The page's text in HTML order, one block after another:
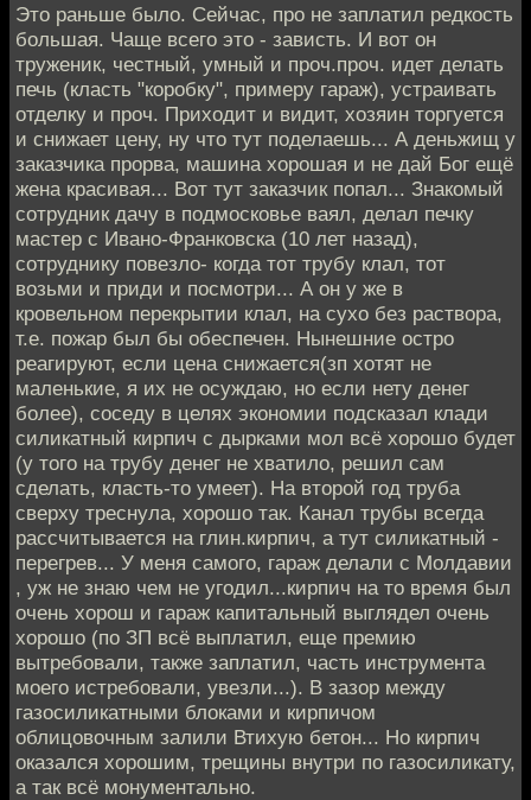
Это раньше было. Сейчас, про не заплатил редкость
большая. Чаще всего это - зависть. И вот он
труженик, честный, умный и проч.проч. идет делать
печь (класть "коробку", примеру гараж), устраивать
отделку и проч. Приходит и видит, хозяин торгуется
и снижает цену, ну что тут поделаешь... А деньжищ у
заказчика прорва, машина хорошая и не дай Бог ещё
жена красивая... Вот тут заказчик попал... Знакомый
сотрудник дачу в подмосковье ваял, делал печку
мастер с Ивано-Франковска (10 лет назад),
сотруднику повезло- когда тот трубу клал, тот
возьми и приди и посмотри... А он у же в
кровельном перекрытии клал, на сухо без раствора,
т.е. пожар был бы обеспечен. Нынешние остро
реагируют, если цена снижается(зп хотят не
маленькие, я их не осуждаю, но если нету денег
более), соседу в целях экономии подсказал клади
силикатный кирпич с дырками мол всё хорошо будет
(у того на трубу денег не хватило, решил сам
сделать, класть-то умеет). На второй год труба
сверху треснула, хорошо так. Канал трубы всегда
рассчитывается на глин.кирпич, а тут силикатный -
перегрев... У меня самого, гараж делали с Молдавии
, уж не знаю чем не угодил...кирпич на то время был
очень хорош и гараж капитальный выглядел очень
хорошо (по ЗП всё выплатил, еще премию
вытребовали, также заплатил, часть инструмента
моего истребовали, увезли...). В зазор между
газосиликатными блоками и кирпичом
облицовочным залили Втихую бетон... Но кирпич
оказался хорошим, трещины внутри по газосиликату,
а так всё монументально.